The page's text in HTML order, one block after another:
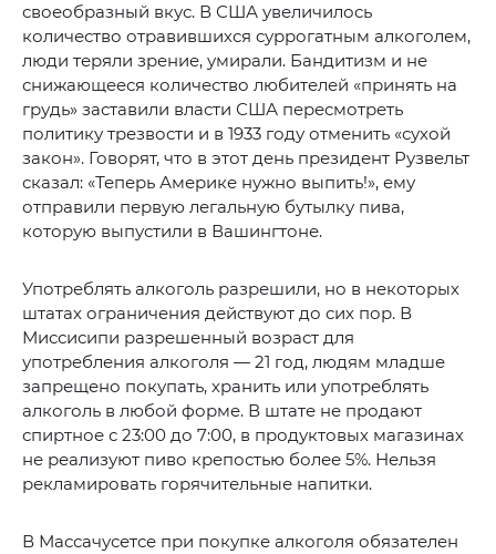
своеобразный вкус. В США увеличилось
количество отравившихся суррогатным алкоголем,
люди теряли зрение, умирали. Бандитизм и не
снижающееся количество любителей «принять на
грудь» заставили власти США пересмотреть
политику трезвости и в 1933 году отменить «сухой
закон». Говорят, что в этот день президент Рузвельт
сказал: «Теперь Америке нужно выпить!», ему
отправили первую легальную бутылку пива,
которую выпустили в Вашингтоне.
Употреблять алкоголь разрешили, но в некоторых
штатах ограничения действуют до сих пор. В
Миссисипи разрешенный возраст для
употребления алкоголя — 21 год, людям младше
запрещено покупать, хранить или употреблять
алкоголь в любой форме. В штате не продают
спиртное с 23:00 до 7:00, в продуктовых магазинах
не реализуют пиво крепостью более 5%. Нельзя
рекламировать горячительные напитки.
В Массачусетсе при покупке алкоголя обязателен